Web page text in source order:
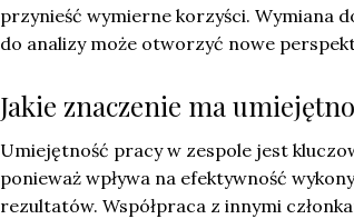
przynieść wymierne korzyści. Wymiana
do analizy może otworzyć nowe
Jakie znaczenie ma
Umiejętność pracy w zespole jest
ponieważ wpływa na efektywność
rezultatów. Współpraca z innymi